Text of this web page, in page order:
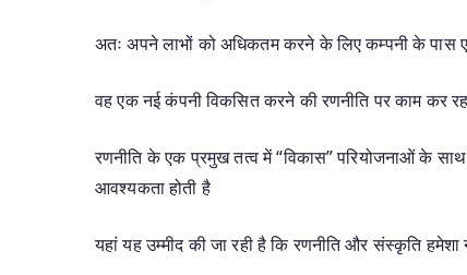
अतः अपने लाभों को अधिकतम करने के लिए कम्पनी के पास एक
वह एक नई कंपनी विकसित करने की रणनीति पर काम कर
रणनीति के एक प्रमुख तत्व में “विकास” परियोजनाओं के
आवश्यकता होती है
यहां यह उम्मीद की जा रही है कि रणनीति और संस्कृति